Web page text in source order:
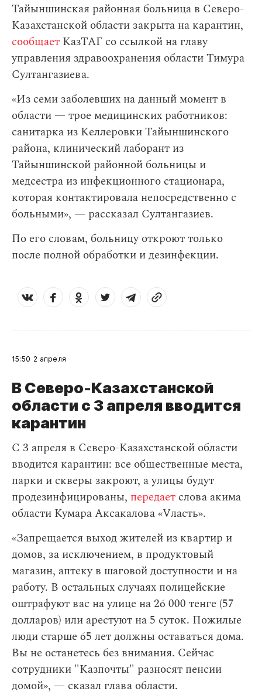
Тайыншинская районная больница в Северо-
Казахстанской области закрыта на карантин,
сообщает КазТАГ со ссылкой на главу
управления здравоохранения области Тимура
Султангазиева.
«Из семи заболевших на данный момент в
области — трое медицинских работников:
санитарка из Келлеровки Тайыншинского
района, клинический лаборант из
Тайыншинской районной больницы и
медсестра из инфекционного стационара,
которая контактировала непосредственно с
больными», — рассказал Султангазиев.
По его словам, больницу откроют только
после полной обработки и дезинфекции.
15:50 2 апреля
В Северо-Казахстанской
области с 3 апреля вводится
карантин
С 3 апреля в Северо-Казахстанской области
вводится карантин: все общественные места,
парки и скверы закроют, а улицы будут
продезинфицированы, передает слова акима
области Кумара Аксакалова «Vласть».
«Запрещается выход жителей из квартир и
домов, за исключением, в продуктовый
магазин, аптеку в шаговой доступности и на
работу. В остальных случаях полицейские
оштрафуют вас на улице на 26 000 тенге (57
долларов) или арестуют на 5 суток. Пожилые
люди старше 65 лет должны оставаться дома.
Вы не останетесь без внимания. Сейчас
сотрудники "Казпочты" разносят пенсии
домой», — сказал глава области.